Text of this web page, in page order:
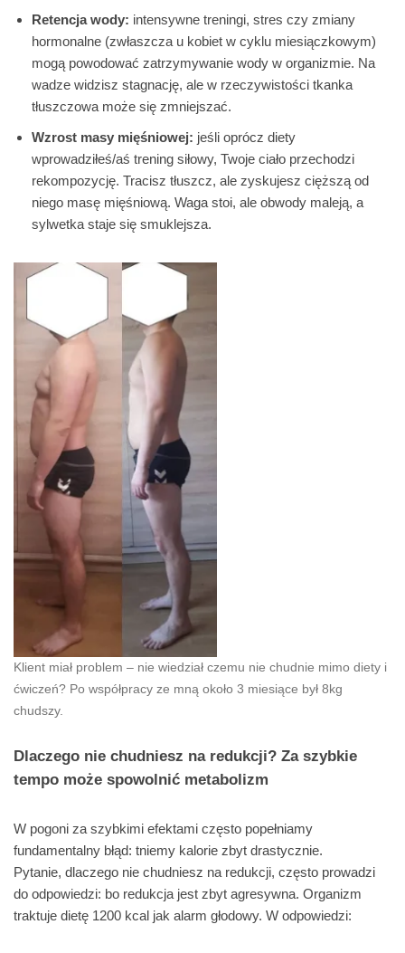
Retencja wody: intensywne treningi, stres czy zmiany
hormonalne (zwłaszcza u kobiet w cyklu miesiączkowym)
mogą powodować zatrzymywanie wody w organizmie. Na
wadze widzisz stagnację, ale w rzeczywistości tkanka
tłuszczowa może się zmniejszać.
Wzrost masy mięśniowej: jeśli oprócz diety
wprowadziłeś/aś trening siłowy, Twoje ciało przechodzi
rekompozycję. Tracisz tłuszcz, ale zyskujesz cięższą od
niego masę mięśniową. Waga stoi, ale obwody maleją, a
sylwetka staje się smuklejsza.
Klient miał problem – nie wiedział czemu nie chudnie mimo diety i
ćwiczeń? Po współpracy ze mną około 3 miesiące był 8kg
chudszy.
Dlaczego nie chudniesz na redukcji? Za szybkie
tempo może spowolnić metabolizm
W pogoni za szybkimi efektami często popełniamy
fundamentalny błąd: tniemy kalorie zbyt drastycznie.
Pytanie, dlaczego nie chudniesz na redukcji, często prowadzi
do odpowiedzi: bo redukcja jest zbyt agresywna. Organizm
traktuje dietę 1200 kcal jak alarm głodowy. W odpowiedzi: